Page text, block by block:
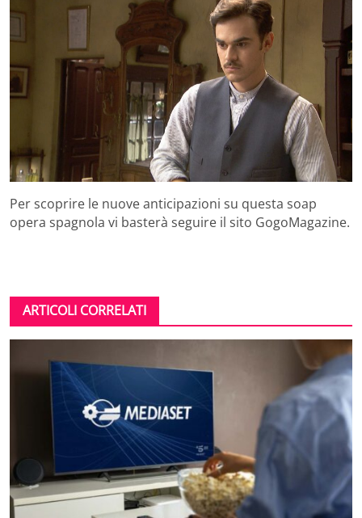
Per scoprire le nuove anticipazioni su questa soap
opera spagnola vi basterà seguire il sito GogoMagazine.
ARTICOLI CORRELATI